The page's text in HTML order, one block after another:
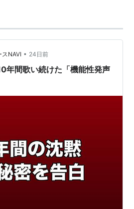
スNAVI • 24日前
年間歌い続けた「機能性発声